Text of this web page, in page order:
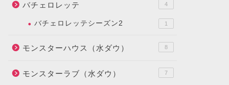
バチェロレッテ 4
バチェロレッテシーズン2 1
モンスターハウス（水ダウ） 8
モンスターラブ（水ダウ） 7